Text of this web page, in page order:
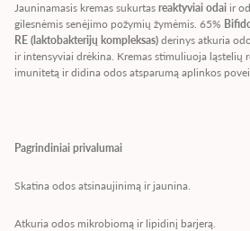
Jauninamasis kremas sukurtas reaktyviai odai ir
gilesnėmis senėjimo požymių žymėmis. 65%
RE (laktobakterijų kompleksas) derinys atkuria
ir intensyviai drėkina. Kremas stimuliuoja ląstelių
imunitetą ir didina odos atsparumą aplinkos
Pagrindiniai privalumai
Skatina odos atsinaujinimą ir jaunina.
Atkuria odos mikrobiomą ir lipidinį barjerą.